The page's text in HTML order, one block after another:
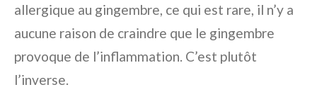
allergique au gingembre, ce qui est rare, il n’y a
aucune raison de craindre que le gingembre
provoque de l’inflammation. C’est plutôt
l’inverse.